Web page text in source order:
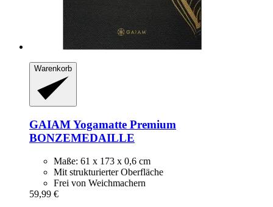
Warenkorb
GAIAMYogamatte Premium
BONZEMEDAILLE
Maße: 61 x 173 x 0,6 cm
Mit strukturierter Oberfläche
Frei von Weichmachern
59,99 €